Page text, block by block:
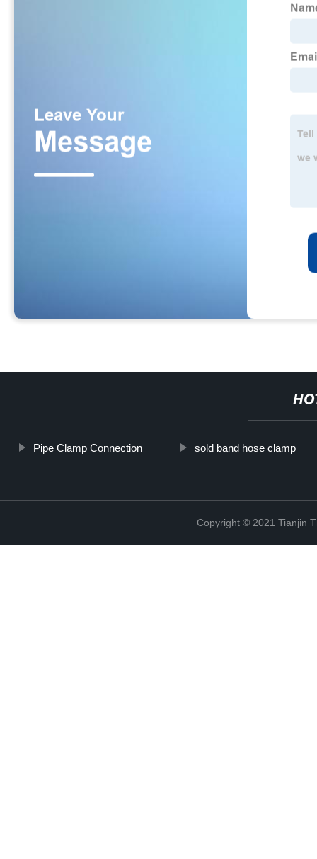
Pipe Clamp Connection sold band hose clamp
Copyright © 2021 Tianjin